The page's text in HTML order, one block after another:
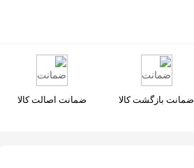
ضمانت بازگشت کالا ضمانت اصالت کالا